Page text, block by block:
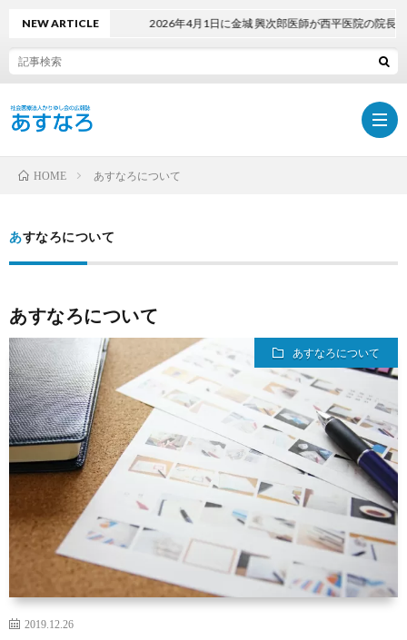
ー
最
号
で
読
む
採
用
情
報
か
り
ゆ
NEW ARTICLE 2026年4月1日に金城 興次郎医師が西平医院の院長に就
HOME あすなろについて
あすなろについて
あすなろについて
あすなろについて
2019.12.26